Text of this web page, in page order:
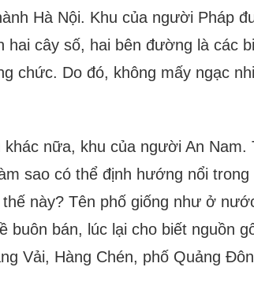
Hà Nội. Khu của người Pháp
hai cây số, hai bên đường là các
chức. Do đó, không mấy ngạc
nữa, khu của người An Nam.
sao có thể định hướng nổi
này? Tên phố giống như ở
buôn bán, lúc lại cho biết nguồn
Vải, Hàng Chén, phố Quảng